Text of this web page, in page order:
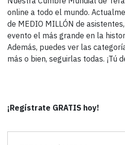
online a todo el mundo.
de MEDIO MILLÓN de
evento el más grande en la
Además, puedes ver las
más o bien, seguirlas todas. ¡Tú
¡Regístrate GRATIS hoy!